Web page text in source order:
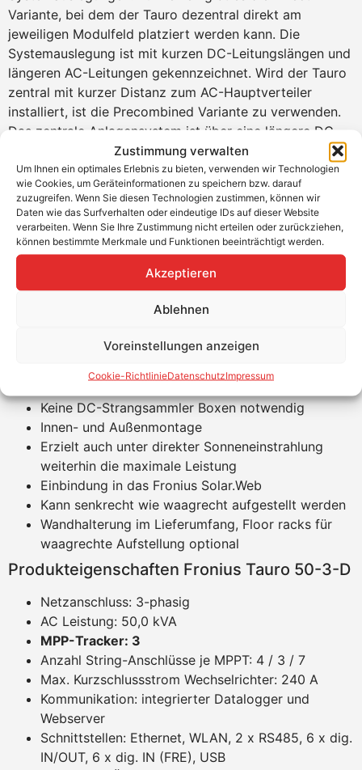
Zustimmung verwalten
Um Ihnen ein optimales Erlebnis zu bieten, verwenden wir Technologien
wie Cookies, um Geräteinformationen zu speichern bzw. darauf
zuzugreifen. Wenn Sie diesen Technologien zustimmen, können wir
Daten wie das Surfverhalten oder eindeutige IDs auf dieser Website
verarbeiten. Wenn Sie Ihre Zustimmung nicht erteilen oder zurückziehen,
können bestimmte Merkmale und Funktionen beeinträchtigt werden.
Akzeptieren
Ablehnen
Voreinstellungen anzeigen
Cookie-RichtlinieDatenschutzImpressum
Variante, bei dem der Tauro dezentral direkt am
jeweiligen Modulfeld platziert werden kann. Die
Systemauslegung ist mit kurzen DC-Leitungslängen und
längeren AC-Leitungen gekennzeichnet. Wird der Tauro
zentral mit kurzer Distanz zum AC-Hauptverteiler
installiert, ist die Precombined Variante zu verwenden.
Das zentrale Anlagensystem ist über eine längere DC-
Sammelleitung gekennzeichnet. Beide Variationen
eignen sich optimal für Aufdach- und
Freiflächenanlagen. Sie gibt es mit 50 oder 100 kW.
Dabei kann der Tauro sowohl horizontal als auch
vertikal montiert werden. Zudem kann mit Hilfe der
Kühltechnik und doppelwandigen Frontabdeckung auch
bei voller Sonneneinstrahlung die maximale Leistung
erzielt werden.
Für dezentrale Systemauslegung
DC-Direktanschluss über Stäubli Multi Contact
Keine DC-Strangsammler Boxen notwendig
Innen- und Außenmontage
Erzielt auch unter direkter Sonneneinstrahlung
weiterhin die maximale Leistung
Einbindung in das Fronius Solar.Web
Kann senkrecht wie waagrecht aufgestellt werden
Wandhalterung im Lieferumfang, Floor racks für
waagrechte Aufstellung optional
Produkteigenschaften Fronius Tauro 50-3-D
Netzanschluss: 3-phasig
AC Leistung: 50,0 kVA
MPP-Tracker: 3
Anzahl String-Anschlüsse je MPPT: 4 / 3 / 7
Max. Kurzschlussstrom Wechselrichter: 240 A
Kommunikation: integrierter Datalogger und
Webserver
Schnittstellen: Ethernet, WLAN, 2 x RS485, 6 x dig.
IN/OUT, 6 x dig. IN (FRE), USB